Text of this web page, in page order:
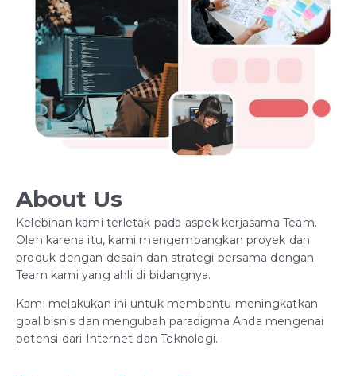
About Us
Kelebihan kami terletak pada aspek kerjasama Team.
Oleh karena itu, kami mengembangkan proyek dan
produk dengan desain dan strategi bersama dengan
Team kami yang ahli di bidangnya.
Kami melakukan ini untuk membantu meningkatkan
goal bisnis dan mengubah paradigma Anda mengenai
potensi dari Internet dan Teknologi.